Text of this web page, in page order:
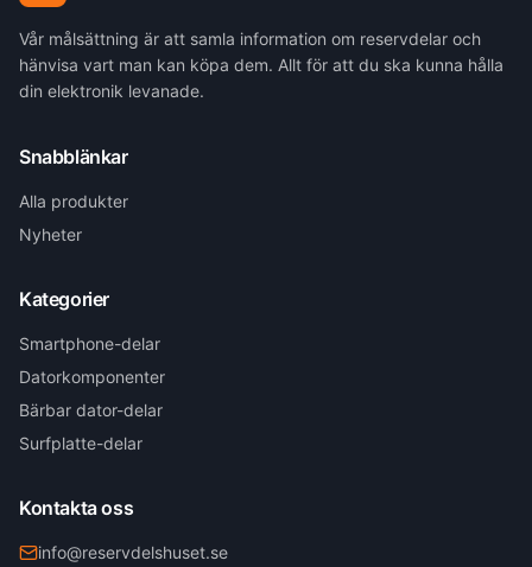
Vår målsättning är att samla information om reservdelar och
hänvisa vart man kan köpa dem. Allt för att du ska kunna hålla
din elektronik levanade.
Snabblänkar
Alla produkter
Nyheter
Kategorier
Smartphone-delar
Datorkomponenter
Bärbar dator-delar
Surfplatte-delar
Kontakta oss
info@reservdelshuset.se